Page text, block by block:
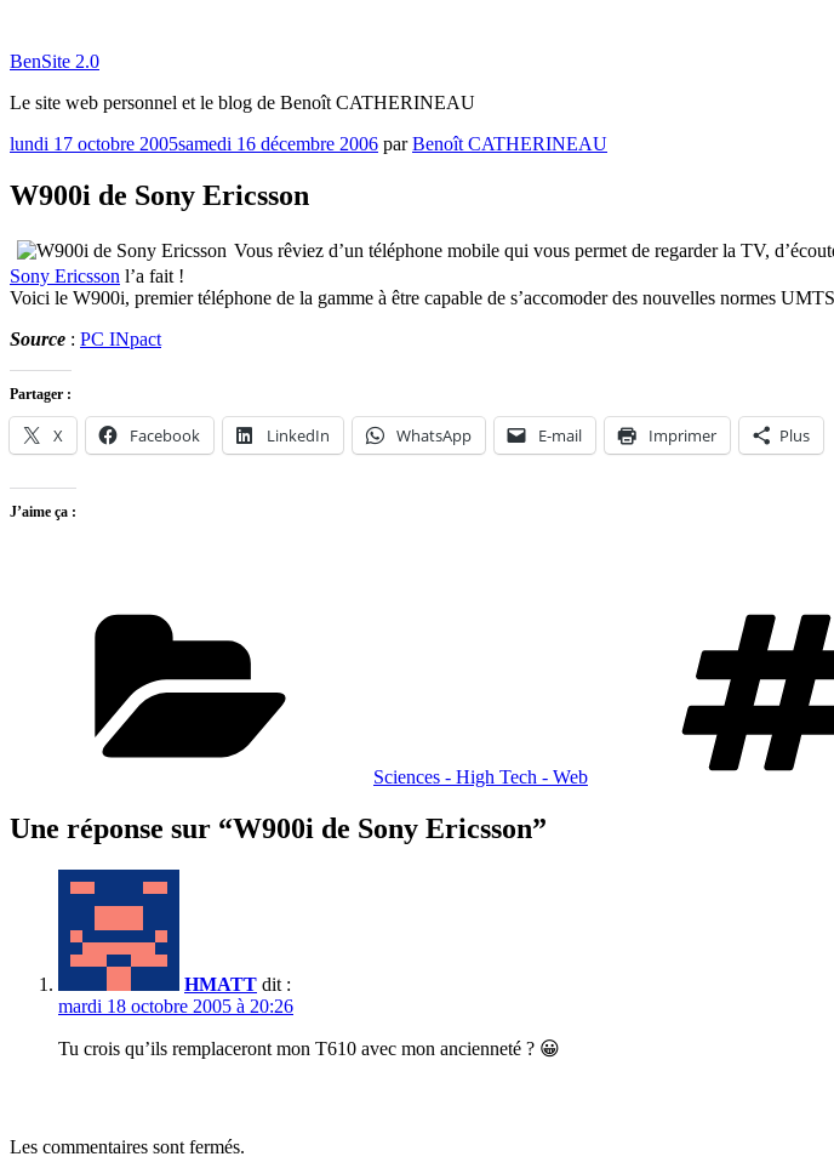
contenu
BenSite 2.0
Le site web personnel et le blog de Benoît CATHERINEAU
Publié
lundi 17 octobre 2005samedi 16 décembre 2006 parBenoît CATHERINEAU
W900i de Sony Ericsson
Vous rêviez d’un téléphone mobile qui vous permet de regarder la TV,
Sony Ericsson l’a fait !
Voici le W900i, premier téléphone de la gamme à être capable de s’accomoder des nouvelles normes
Source : PC INpact
Partager :
X Facebook LinkedIn WhatsApp E-mail Imprimer Plus
J’aime ça :
Sciences - High Tech - Web
Une réponse sur “W900i de Sony Ericsson”
HMATT dit :
mardi 18 octobre 2005 à 20:26
Tu crois qu’ils remplaceront mon T610 avec mon ancienneté ? 😀
Les commentaires sont fermés.